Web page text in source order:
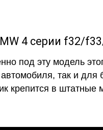
под эту модель
так и для
крепится в штатные